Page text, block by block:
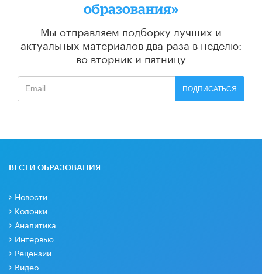
образования»
Мы отправляем подборку лучших и
актуальных материалов два раза в неделю:
во вторник и пятницу
ПОДПИСАТЬСЯ
ВЕСТИ ОБРАЗОВАНИЯ
Новости
Колонки
Аналитика
Интервью
Рецензии
Видео